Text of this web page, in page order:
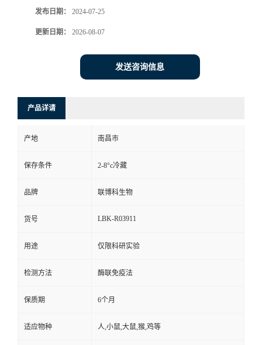
发布日期： 2024-07-25
更新日期： 2026-08-07
发送咨询信息
产品详请
产地 南昌市
保存条件 2-8°c冷藏
品牌 联博科生物
货号 LBK-R03911
用途 仅限科研实验
检测方法 酶联免疫法
保质期 6个月
适应物种 人,小鼠,大鼠,猴,鸡等